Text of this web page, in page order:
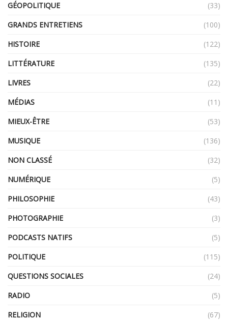
GÉOPOLITIQUE
(33)
GRANDS ENTRETIENS
(100)
HISTOIRE
(122)
LITTÉRATURE
(135)
LIVRES
(22)
MÉDIAS
(11)
MIEUX-ÊTRE
(53)
MUSIQUE
(136)
NON CLASSÉ
(32)
NUMÉRIQUE
(5)
PHILOSOPHIE
(43)
PHOTOGRAPHIE
(3)
PODCASTS NATIFS
(5)
POLITIQUE
(115)
QUESTIONS SOCIALES
(24)
RADIO
(5)
RELIGION
(67)